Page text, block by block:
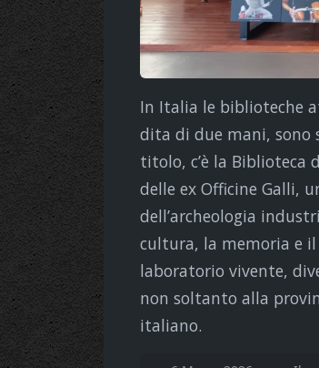
In Italia le biblioteche
dita di due mani, sono
titolo, c’è la Biblioteca
delle ex Officine Galli,
dell’archeologia
cultura, la memoria e
laboratorio vivente,
non soltanto alla
italiano.